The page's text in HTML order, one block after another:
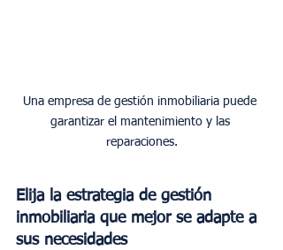
Una empresa de gestión inmobiliaria puede
garantizar el mantenimiento y las
reparaciones.
Elija la estrategia de gestión
inmobiliaria que mejor se adapte a
sus necesidades